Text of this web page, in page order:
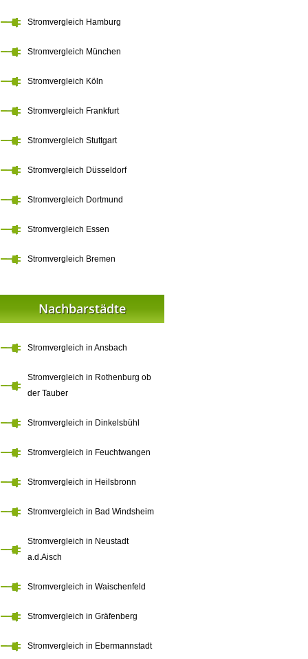
Stromvergleich Hamburg
Stromvergleich München
Stromvergleich Köln
Stromvergleich Frankfurt
Stromvergleich Stuttgart
Stromvergleich Düsseldorf
Stromvergleich Dortmund
Stromvergleich Essen
Stromvergleich Bremen
Nachbarstädte
Stromvergleich in Ansbach
Stromvergleich in Rothenburg ob
der Tauber
Stromvergleich in Dinkelsbühl
Stromvergleich in Feuchtwangen
Stromvergleich in Heilsbronn
Stromvergleich in Bad Windsheim
Stromvergleich in Neustadt
a.d.Aisch
Stromvergleich in Waischenfeld
Stromvergleich in Gräfenberg
Stromvergleich in Ebermannstadt